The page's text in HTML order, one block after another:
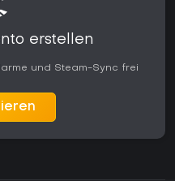
erstellen
und Steam-Sync frei